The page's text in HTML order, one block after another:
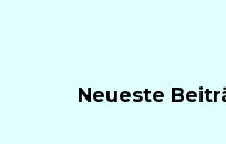
Neueste